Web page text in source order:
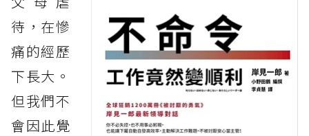
待，在慘
痛的經歷
下長大。
但我們不
會因此覺